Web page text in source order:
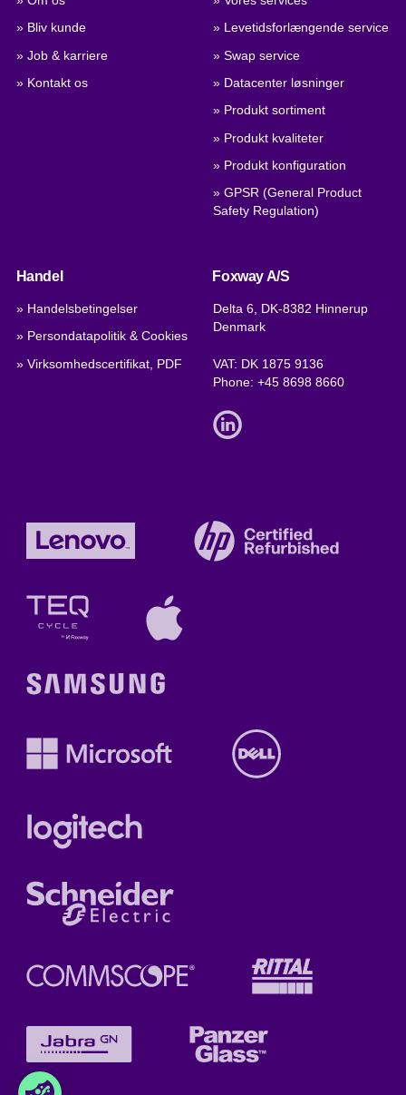
» Bliv kunde
» Job & karriere
» Kontakt os
» Levetidsforlængende service
» Swap service
» Datacenter løsninger
» Produkt sortiment
» Produkt kvaliteter
» Produkt konfiguration
» GPSR (General Product
Safety Regulation)
Handel
» Handelsbetingelser
» Persondatapolitik & Cookies
» Virksomhedscertifikat, PDF
Foxway A/S
Delta 6, DK-8382 Hinnerup
Denmark
VAT: DK 1875 9136
Phone:+45 8698 8660